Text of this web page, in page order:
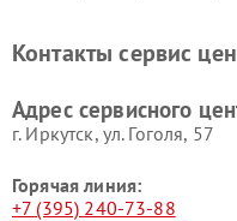
Контакты сервис
Адрес сервисного
г. Иркутск, ул. ​Гоголя, 57
Горячая линия:
+7 (395) 240-73-88